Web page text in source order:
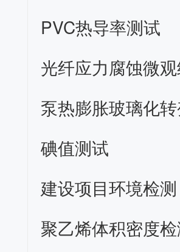
PVC热导率测试
光纤应力腐蚀微
泵热膨胀玻璃化
碘值测试
建设项目环境检测
聚乙烯体积密度